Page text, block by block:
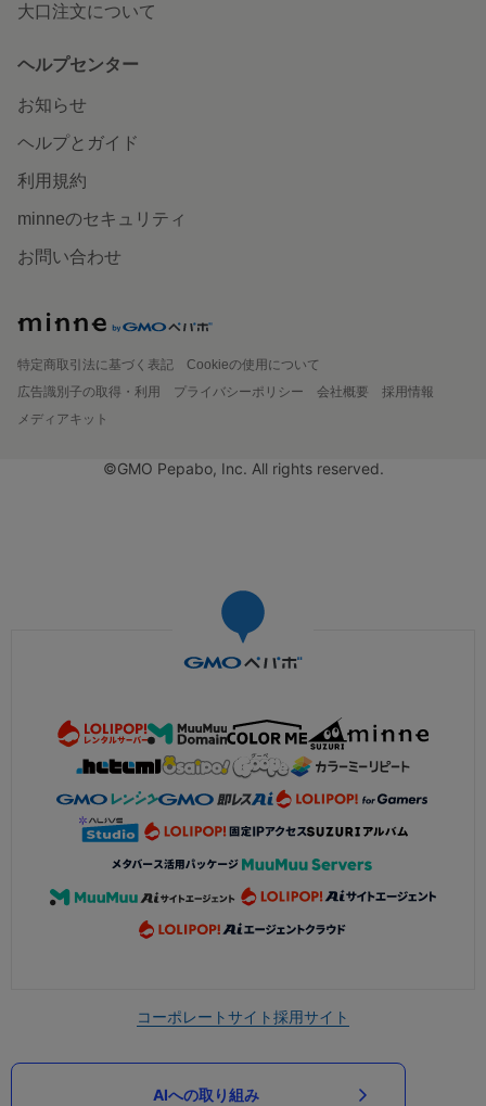
大口注文について
ヘルプセンター
お知らせ
ヘルプとガイド
利用規約
minneのセキュリティ
お問い合わせ
特定商取引法に基づく表記
Cookieの使用について
広告識別子の取得・利用
プライバシーポリシー 会社概要
採用情報
メディアキット
©GMO Pepabo, Inc. All rights reserved.
コーポレートサイト採用サイト
AIへの取り組み